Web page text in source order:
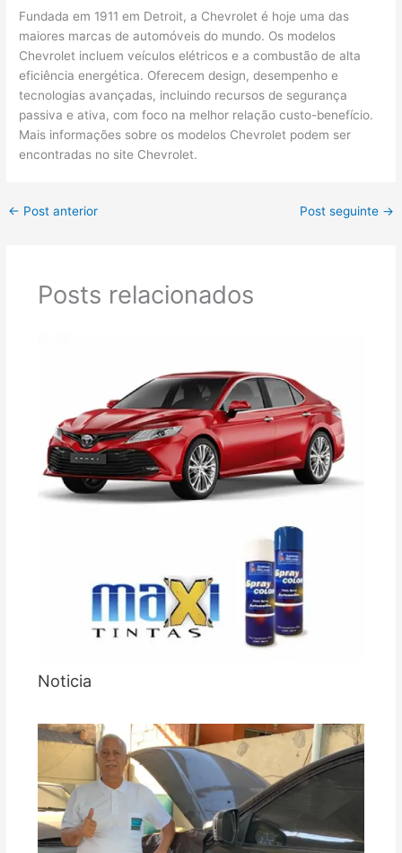
Fundada em 1911 em Detroit, a Chevrolet é hoje uma das
maiores marcas de automóveis do mundo. Os modelos
Chevrolet incluem veículos elétricos e a combustão de alta
eficiência energética. Oferecem design, desempenho e
tecnologias avançadas, incluindo recursos de segurança
passiva e ativa, com foco na melhor relação custo-benefício.
Mais informações sobre os modelos Chevrolet podem ser
encontradas no site Chevrolet.
← Post anterior Post seguinte →
Posts relacionados
Noticia